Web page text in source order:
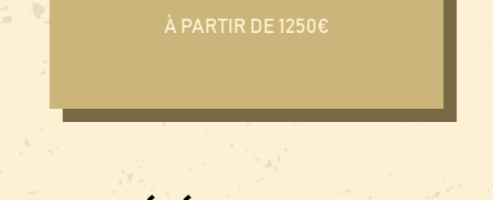
À PARTIR DE 1250€